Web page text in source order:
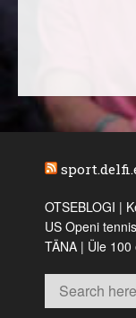
OTSEBLOGI |
US Openi
TÄNA | Üle